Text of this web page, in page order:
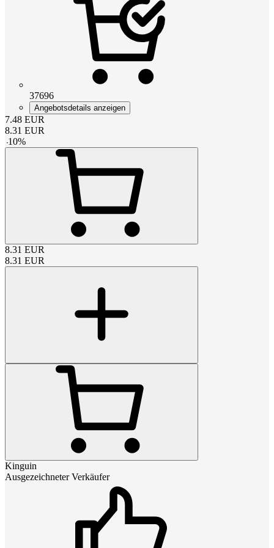
37696
Angebotsdetails anzeigen
7.48 EUR
8.31 EUR
-10%
8.31 EUR
8.31 EUR
Kinguin
Ausgezeichneter Verkäufer